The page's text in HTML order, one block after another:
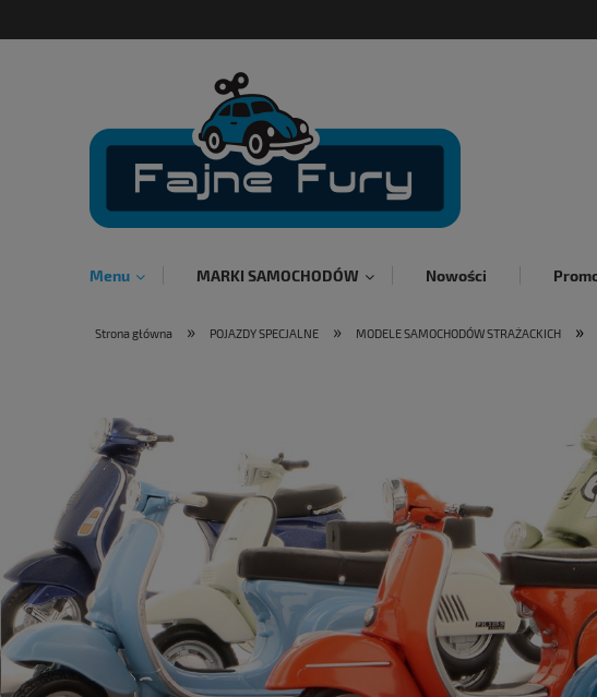
Menu MARKI SAMOCHODÓW Nowości
Strona główna » POJAZDY SPECJALNE » MODELE SAMOCHODÓW STRAŻACKICH »